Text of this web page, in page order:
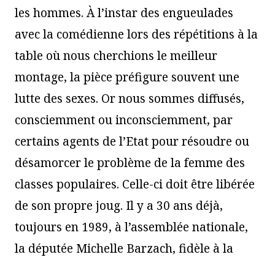
les hommes. À l’instar des engueulades
avec la comédienne lors des répétitions à la
table où nous cherchions le meilleur
montage, la pièce préfigure souvent une
lutte des sexes. Or nous sommes diffusés,
consciemment ou inconsciemment, par
certains agents de l’Etat pour résoudre ou
désamorcer le problème de la femme des
classes populaires. Celle-ci doit être libérée
de son propre joug. Il y a 30 ans déjà,
toujours en 1989, à l’assemblée nationale,
la députée Michelle Barzach, fidèle à la